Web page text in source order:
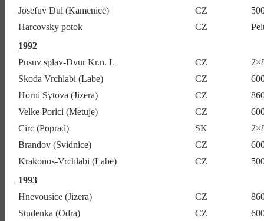
Josefuv Dul (Kamenice)
CZ
Harcovsky potok
CZ
1992
Pusuv splav-Dvur Kr.n. L
CZ
Skoda Vrchlabi (Labe)
CZ
Horni Sytova (Jizera)
CZ
Velke Porici (Metuje)
CZ
Circ (Poprad)
SK
Brandov (Svidnice)
CZ
Krakonos-Vrchlabi (Labe)
CZ
1993
Hnevousice (Jizera)
CZ
Studenka (Odra)
CZ